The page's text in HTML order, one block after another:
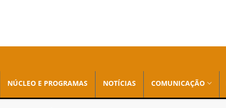
NÚCLEO E PROGRAMAS NOTÍCIAS COMUNICAÇÃO